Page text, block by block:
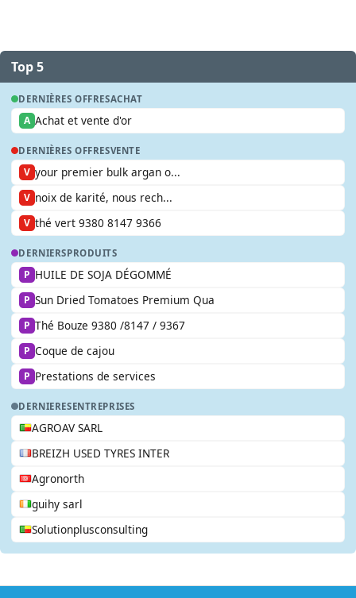
Top 5
DERNIÈRES OFFRESACHAT
A Achat et vente d'or
DERNIÈRES OFFRESVENTE
V your premier bulk argan o...
V noix de karité, nous rech...
V thé vert 9380 8147 9366
DERNIERSPRODUITS
P HUILE DE SOJA DÉGOMMÉ
P Sun Dried Tomatoes Premium Qua
P Thé Bouze 9380 /8147 / 9367
P Coque de cajou
P Prestations de services
DERNIERESENTREPRISES
AGROAV SARL
BREIZH USED TYRES INTER
Agronorth
guihy sarl
Solutionplusconsulting